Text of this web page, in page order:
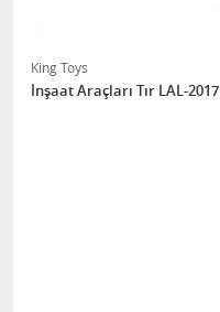
King Toys
İnşaat Araçları Tır LAL-2017